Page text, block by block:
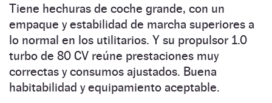
Tiene hechuras de coche grande, con un
empaque y estabilidad de marcha superiores a
lo normal en los utilitarios. Y su propulsor 1.0
turbo de 80 CV reúne prestaciones muy
correctas y consumos ajustados. Buena
habitabilidad y equipamiento aceptable.